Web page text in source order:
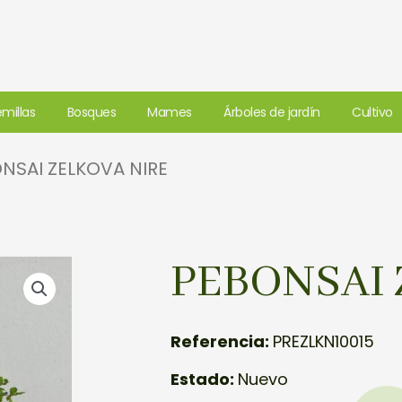
Bosques Mames Árboles de jardín Cultivo
ZELKOVA NIRE
PEBONSAI
Referencia: PREZLKN10015
Estado: Nuevo